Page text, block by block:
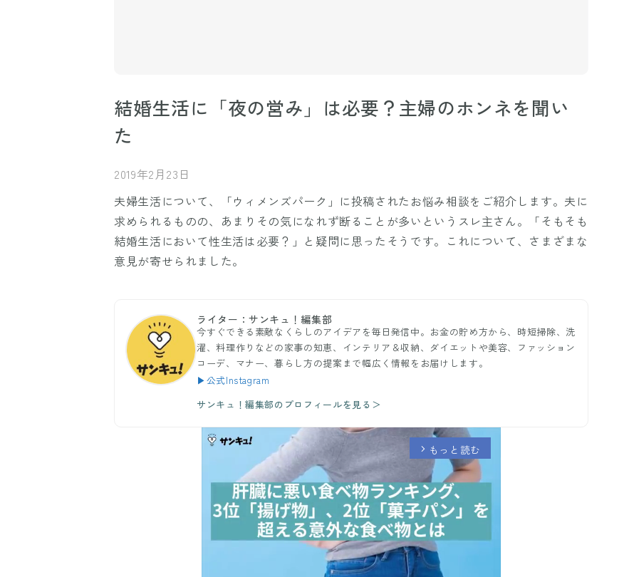
結婚生活に「夜の営み」は必要？主婦のホンネを聞い
た
2019年2月23日
夫婦生活について、「ウィメンズパーク」に投稿されたお悩み相談をご紹介します。夫に
求められるものの、あまりその気になれず断ることが多いというスレ主さん。「そもそも
結婚生活において性生活は必要？」と疑問に思ったそうです。これについて、さまざまな
意見が寄せられました。
ライター：サンキュ！編集部
今すぐできる素敵なくらしのアイデアを毎日発信中。お金の貯め方から、時短掃除、洗
濯、料理作りなどの家事の知恵、インテリア＆収納、ダイエットや美容、ファッション
コーデ、マナー、暮らし方の提案まで幅広く情報をお届けします。
▶公式Instagram
サンキュ！編集部のプロフィールを見る＞
arrow_forward_ios もっと読む